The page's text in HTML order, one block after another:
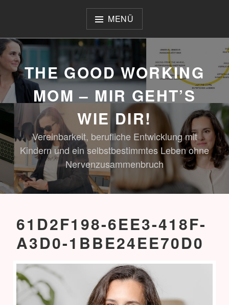
MENÜ
THE GOOD WORKING
MOM – MIR GEHT’S
WIE DIR!
Vereinbarkeit, berufliche Entwicklung mit
Kindern und ein selbstbestimmtes Leben ohne
Nervenzusammenbruch
61D2F198-6EE3-418F-
A3D0-1BBE24EE70D0